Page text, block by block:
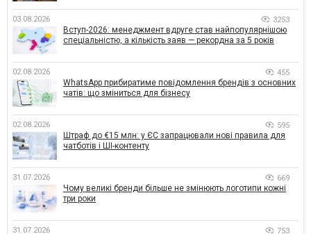
03.08.2026 3253
Вступ-2026: менеджмент вдруге став найпопулярнішою
спеціальністю, а кількість заяв — рекордна за 5 років
02.08.2026 455
WhatsApp прибиратиме повідомлення брендів з основних
чатів: що зміниться для бізнесу
02.08.2026 595
Штраф до €15 млн: у ЄС запрацювали нові правила для
чатботів і ШІ-контенту
31.07.2026 669
Чому великі бренди більше не змінюють логотипи кожні
три роки
31.07.2026 753